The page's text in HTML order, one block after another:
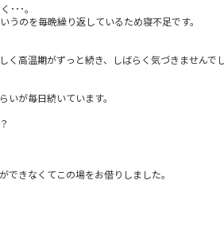
･･･。
のを毎晩繰り返しているため寝不足です。
高温期がずっと続き、しばらく気づきませんでし
が毎日続いています。
きなくてこの場をお借りしました。